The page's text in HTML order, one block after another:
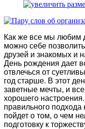
Как же все мы любим
можно себе
друзей и знакомых и
День рождения дает
отвлечься от
год старше. В этот
заветные мечты, и
хорошего
правильного подхода
пойдет о том, о чем
подготовку к